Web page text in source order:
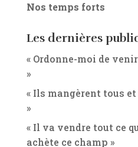
Nos temps forts
Les dernières
« Ordonne-moi de
»
« Ils mangèrent tous
»
« Il va vendre tout ce
achète ce champ »